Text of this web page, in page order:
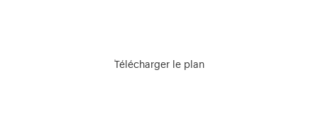
Télécharger le plan